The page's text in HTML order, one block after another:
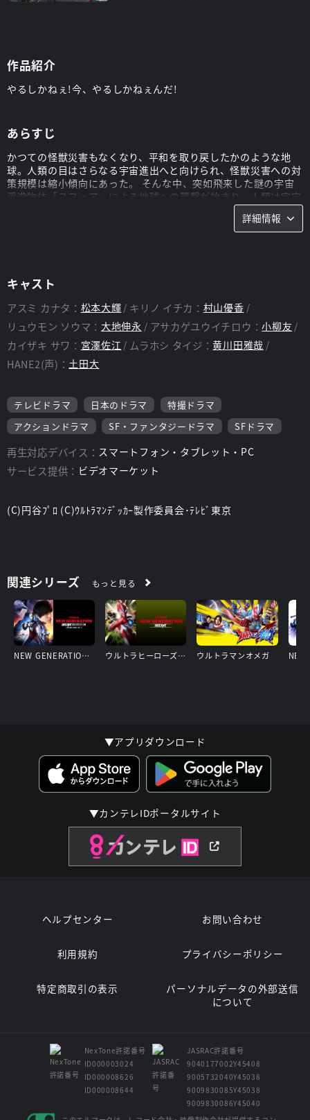
作品紹介
やるしかねぇ!今、やるしかねぇんだ!
あらすじ
かつての怪獣災害もなくなり、平和を取り戻したかのような地
球。人類の目はさらなる宇宙進出へと向けられ、怪獣災害への対
策規模は縮小傾向にあった。 そんな中、突如飛来した謎の宇宙
浮遊物体「スフィア」による地球への襲撃が始まり、人類は宇宙
との交信を絶たれ“孤島の惑星”となってしまう。 主人公「アス
ミ カナタ」の日常にもその魔の手が迫る。目の前で繰り広げら
れる破壊、ついに姿を現す巨大な怪獣。危険を顧みず、今そこに
部隊として再編成された新しいエキスパートチーム「GUTS－
SELECT」の新人隊員として、若さあふれる仲間たちと共に巨大
な敵に立ち向かっていく!
スタッフ
監督：武居正能 他
詳細情報
キャスト
アスミ カナタ： 松本大輝 キリノ イチカ： 村山優香
リュウモン ソウマ： 大地伸永 アサカゲユウイチロウ：小柳友
カイザキ サワ： 宮澤佐江 ムラホシ タイジ：黄川田雅哉
HANE2(声)： 土田大
テレビドラマ 日本のドラマ
特撮ドラマ
アクションドラマ
SF・ファンタジードラマ SFドラマ
再生対応デバイス： スマートフォン・タブレット・PC
サービス提供： ビデオマーケット
(C)円谷ﾌﾟﾛ (C)ｳﾙﾄﾗﾏﾝﾃﾞｯｶｰ製作委員会･ﾃﾚﾋﾞ東京
関連シリーズ もっと見る
NEW GENERATION THE LIVE ウルトラマンアーク編 ～さいきょうのヒーロー～ ウルトラヒーローズEXPO2025 サマーフェスティバルウルトラマンオメガ編 ウルトラマンオメガ
▼アプリダウンロード
▼カンテレIDポータルサイト
ヘルプセンター お問い合わせ
利用規約 プライバシーポリシー
特定商取引の表示
パーソナルデータの外部送信
について
NexTone許諾番号
ID000003024
ID000008626
ID000008644
JASRAC許諾番号
9040177002Y45408
9005732040Y45038
9009830085Y45038
9009830086Y45040